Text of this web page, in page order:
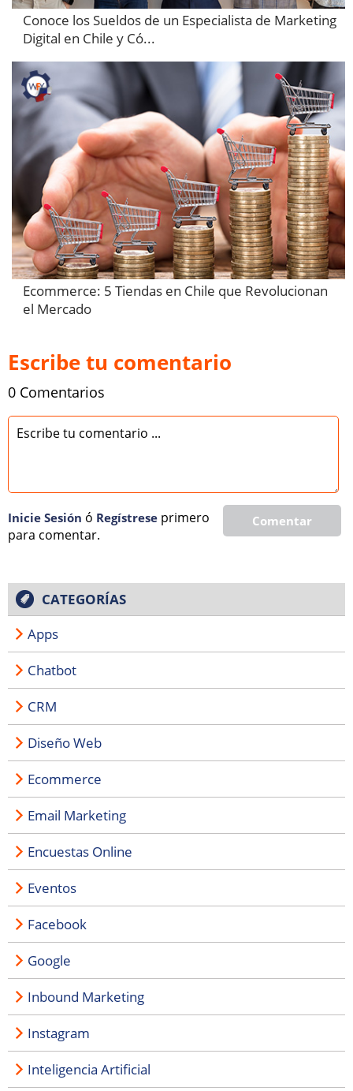
Conoce los Sueldos de un Especialista de Marketing
Digital en Chile y Có...
Ecommerce: 5 Tiendas en Chile que Revolucionan
el Mercado
Escribe tu comentario
0 Comentarios
Comentar
Inicie Sesión ó Regí­strese primero
para comentar.
CATEGORÍAS
Apps
Chatbot
CRM
Diseño Web
Ecommerce
Email Marketing
Encuestas Online
Eventos
Facebook
Google
Inbound Marketing
Instagram
Inteligencia Artificial